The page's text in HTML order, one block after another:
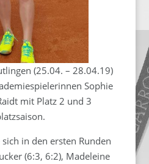
(25.04. – 28.04.19)
Sophie
mit Platz 2 und 3
in den ersten Runden
(6:3, 6:2), Madeleine